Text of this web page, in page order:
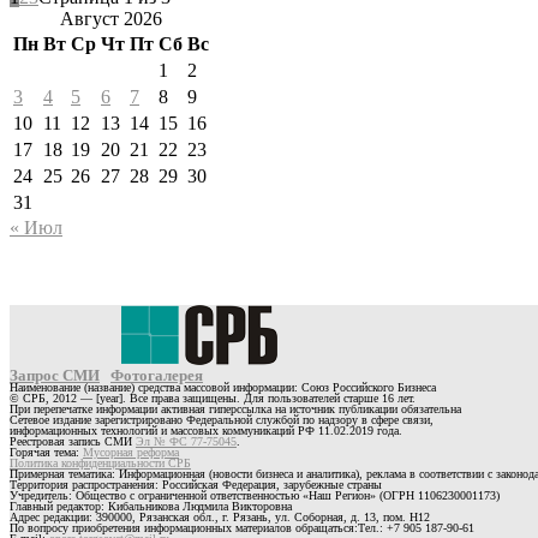
Август 2026
Пн Вт Ср Чт Пт Сб Вс
1
2
3
4 5 6 7 8
9
10 11 12 13 14 15 16
17 18 19 20 21 22 23
24 25 26 27 28 29 30
31
« Июл
Запрос СМИ Фотогалерея
Наименование (название) средства массовой информации: Союз Российского Бизнеса
© СРБ, 2012 — [year]. Все права защищены. Для пользователей старше 16 лет.
При перепечатке информации активная гиперссылка на источник публикации обязательна
Сетевое издание зарегистрировано Федеральной службой по надзору в сфере связи,
информационных технологий и массовых коммуникаций РФ 11.02.2019 года.
Реестровая запись СМИ Эл № ФС 77-75045
Горячая тема: Мусорная реформа
Политика конфиденциальности СРБ
Примерная тематика: Информационная (новости бизнеса и аналитика), реклама в соответствии с
Территория распространения: Российская Федерация, зарубежные страны
Учредитель: Общество с ограниченной ответственностью «Наш Регион» (ОГРН 1106230001173)
Главный редактор: Кибальникова Людмила Викторовна
Адрес редакции: 390000, Рязанская обл., г. Рязань, ул. Соборная, д. 13, пом. Н12
По вопросу приобретения информационных материалов обращаться:Тел.: +7 905 187-90-61